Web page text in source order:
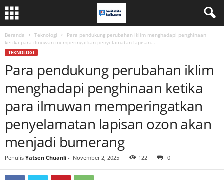
Beranda Teknologi
Para pendukung perubahan iklim menghadapi penghinaan
ketika para ilmuwan memperingatkan penyelamatan lapisan...
TEKNOLOGI
Para pendukung perubahan iklim
menghadapi penghinaan ketika
para ilmuwan memperingatkan
penyelamatan lapisan ozon akan
menjadi bumerang
Penulis Yatsen Chuanli - November 2, 2025 122 0